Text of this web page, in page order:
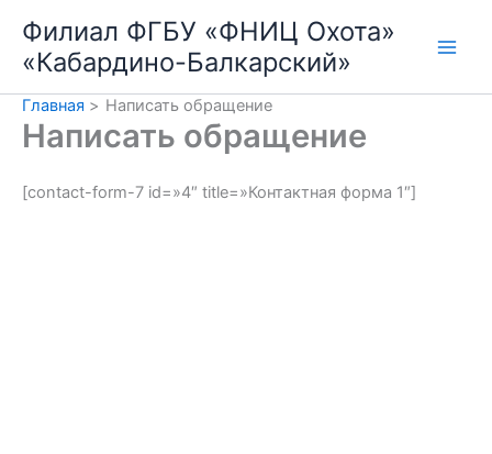
содержимому
Филиал ФГБУ «ФНИЦ Охота»
«Кабардино-Балкарский»
Главная Написать обращение
Написать обращение
[contact-form-7 id=»4″ title=»Контактная форма 1″]